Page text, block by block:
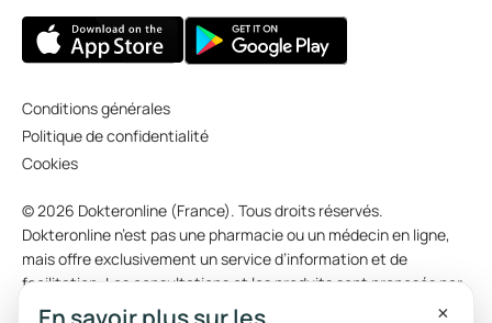
Conditions générales
Politique de confidentialité
Cookies
© 2026 Dokteronline (France). Tous droits réservés.
Dokteronline n’est pas une pharmacie ou un médecin en ligne,
mais offre exclusivement un service d’information et de
facilitation. Les consultations et les produits sont proposés par
des médecins et pharmacies indépendants. Certaines photos
×